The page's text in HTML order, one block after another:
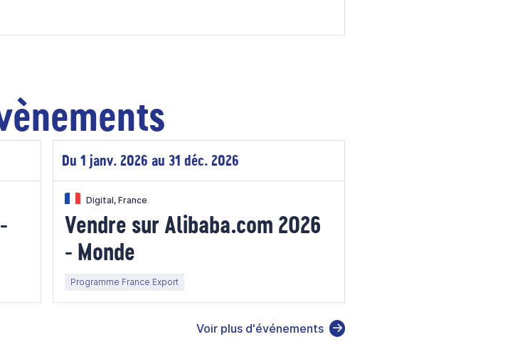
Du 1 janv. 2026 au 31 déc. 2026
Digital, France
Vendre sur Alibaba.com 2026
- Monde
Programme France Export
Voir plus d'événements